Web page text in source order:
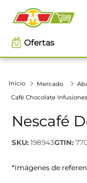
Ofertas
Mercado
Café Chocolate
Nescafé
SKU: 198943GTIN:
*Imágenes de